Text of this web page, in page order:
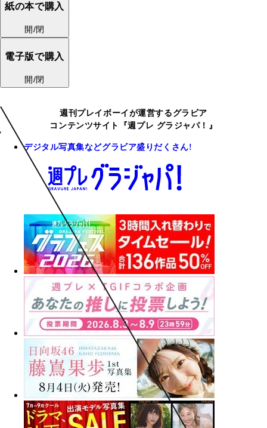
紙の本で購入
開/閉
電子版で購入
開/閉
週刊プレイボーイが運営するグラビア
コンテンツサイト『週プレ グラジャパ！』
デジタル写真集などグラビア盛りだくさん!